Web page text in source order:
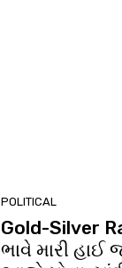
POLITICAL
Gold-Silver
ભાવે મારી હાઈ